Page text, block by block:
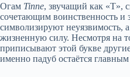
Огам Tinne, звучащий как «T»,
сочетающим воинственность и
символизируют неуязвимость,
жизненную силу. Несмотря на
приписывают этой букве
именно падуб остаётся